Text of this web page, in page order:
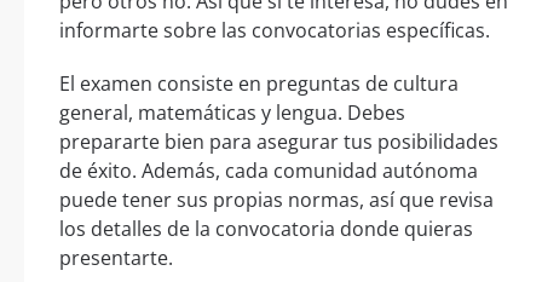
informarte sobre las convocatorias específicas.
El examen consiste en preguntas de cultura
general, matemáticas y lengua. Debes
prepararte bien para asegurar tus posibilidades
de éxito. Además, cada comunidad autónoma
puede tener sus propias normas, así que revisa
los detalles de la convocatoria donde quieras
presentarte.